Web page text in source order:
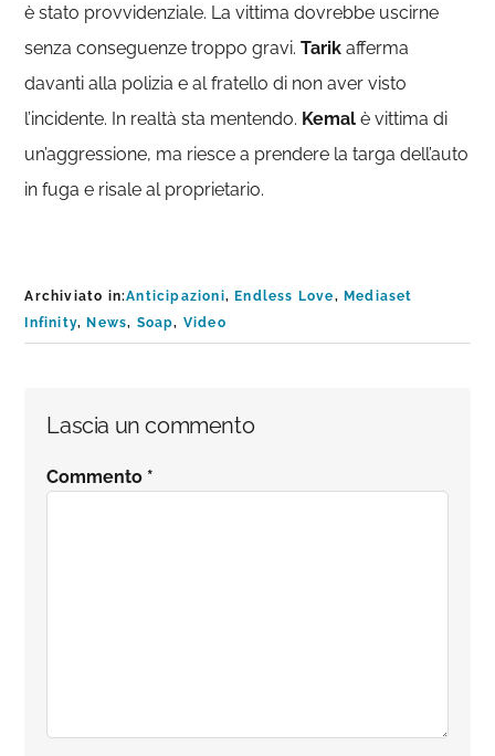
è stato provvidenziale. La vittima dovrebbe uscirne
senza conseguenze troppo gravi.Tarik afferma
davanti alla polizia e al fratello di non aver visto
l’incidente. In realtà sta mentendo. Kemal è vittima di
un’aggressione, ma riesce a prendere la targa dell’auto
in fuga e risale al proprietario.
Archiviato in:Anticipazioni,Endless Love,Mediaset
Infinity,News, Soap, Video
Interazioni
del
Lascia un commento
Commento *